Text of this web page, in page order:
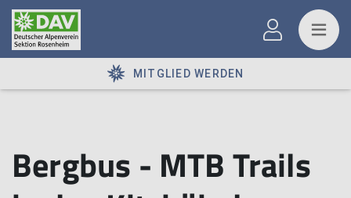
MITGLIED WERDEN
Bergbus - MTB Trails